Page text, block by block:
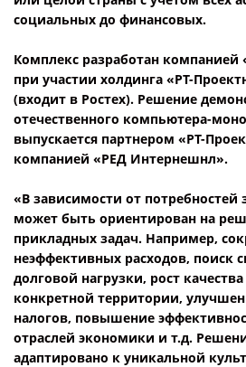
социальных до финансовых.
Комплекс разработан компанией
при участии холдинга «РТ-
(входит в Ростех). Решение
отечественного компьютера-
выпускается партнером «РТ-
компанией «РЕД Интернешнл».
«В зависимости от потребностей
может быть ориентирован на
прикладных задач. Например,
неэффективных расходов, поиск
долговой нагрузки, рост
конкретной территории,
налогов, повышение
отраслей экономики и т.д.
адаптировано к уникальной